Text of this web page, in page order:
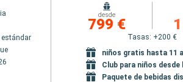
desde
799 €
Tasas: +200 €
niños gratis hasta 11
Club para niños desde
Paquete de bebidas